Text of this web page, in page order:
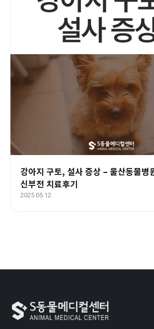
강아지 구토, 설사 증상 – 울산동물병
신부전 치료후기
2025.05.12